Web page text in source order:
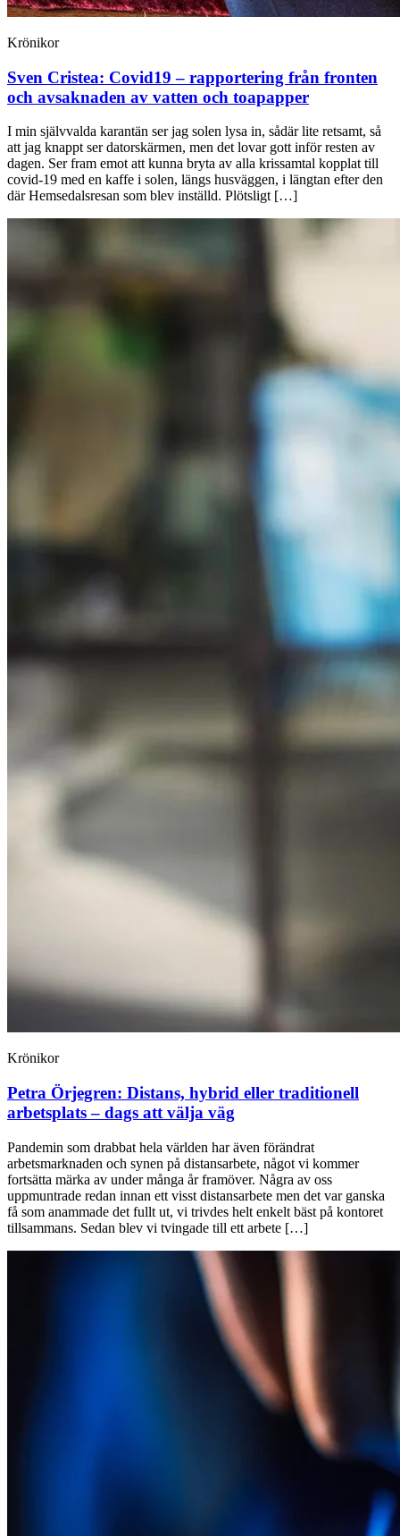
Krönikor
Sven Cristea: Covid19 – rapportering från fronten
och avsaknaden av vatten och toapapper
I min självvalda karantän ser jag solen lysa in, sådär lite retsamt, så
att jag knappt ser datorskärmen, men det lovar gott inför resten av
dagen. Ser fram emot att kunna bryta av alla krissamtal kopplat till
covid-19 med en kaffe i solen, längs husväggen, i längtan efter den
där Hemsedalsresan som blev inställd. Plötsligt […]
Krönikor
Petra Örjegren: Distans, hybrid eller traditionell
arbetsplats – dags att välja väg
Pandemin som drabbat hela världen har även förändrat
arbetsmarknaden och synen på distansarbete, något vi kommer
fortsätta märka av under många år framöver. Några av oss
uppmuntrade redan innan ett visst distansarbete men det var ganska
få som anammade det fullt ut, vi trivdes helt enkelt bäst på kontoret
tillsammans. Sedan blev vi tvingade till ett arbete […]